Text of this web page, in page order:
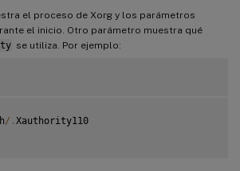
el proceso de Xorg y los parámetros
el inicio. Otro parámetro muestra qué
se utiliza. Por ejemplo:
/ . Xauthority110